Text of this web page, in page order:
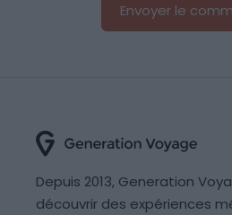
Depuis 2013, Generation
découvrir des expériences